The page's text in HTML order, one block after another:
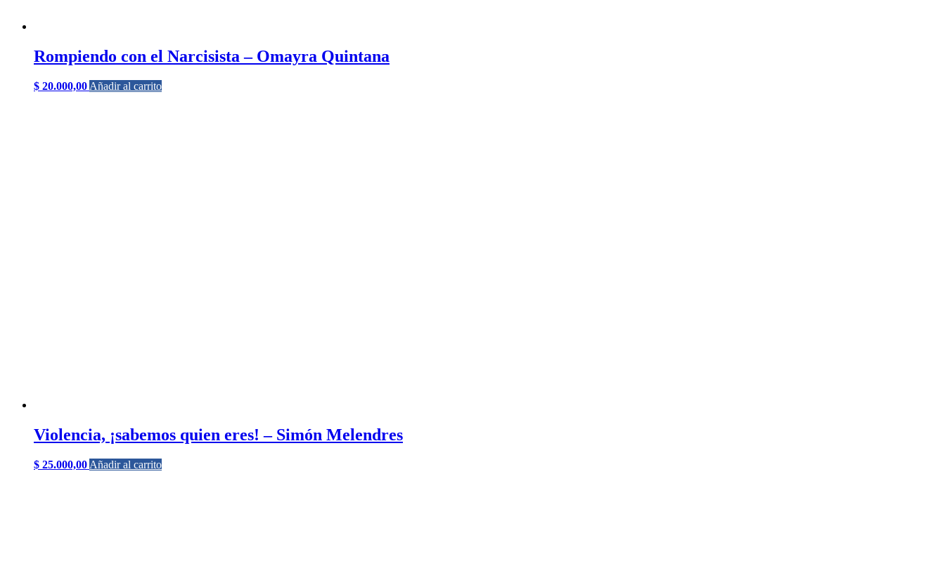
Rompiendo con el Narcisista – Omayra Quintana
$ 20.000,00 Añadir al carrito
Violencia, ¡sabemos quien eres! – Simón Melendres
$ 25.000,00 Añadir al carrito